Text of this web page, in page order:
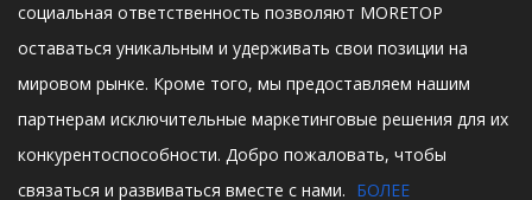
социальная ответственность позволяют MORETOP
оставаться уникальным и удерживать свои позиции на
мировом рынке. Кроме того, мы предоставляем нашим
партнерам исключительные маркетинговые решения для их
конкурентоспособности. Добро пожаловать, чтобы
связаться и развиваться вместе с нами. БОЛЕЕ